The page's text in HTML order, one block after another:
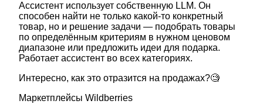
Ассистент использует собственную LLM. Он
способен найти не только какой-то конкретный
товар, но и решение задачи — подобрать товары
по определённым критериям в нужном ценовом
диапазоне или предложить идеи для подарка.
Работает ассистент во всех категориях.
Интересно, как это отразится на продажах?🧐
Маркетплейсы Wildberries